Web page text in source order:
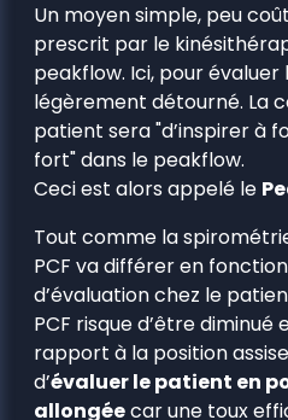
Un moyen simple, peu
prescrit par le
peakflow. Ici, pour évaluer
légèrement détourné. La
patient sera "d’inspirer à
fort" dans le peakflow.
Ceci est alors appelé le
Tout comme la
PCF va différer en
d’évaluation chez le
PCF risque d’être
rapport à la position
d’évaluer le patient en
allongéecar une toux